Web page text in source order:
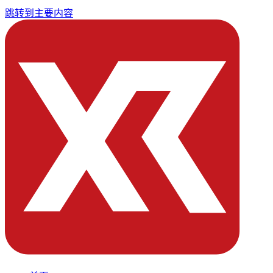
跳转到主要内容